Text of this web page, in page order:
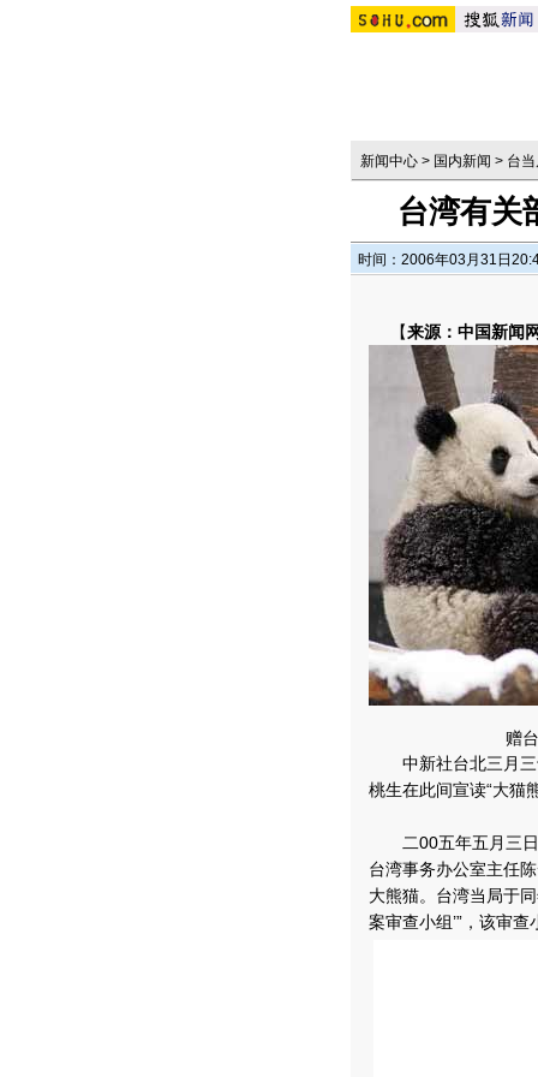
新闻中心 > 国内新闻 > 台
台湾有关
时间：2006年03月31日
【来源：中国新闻
赠
中新社台北三月三
桃生在此间宣读“大猫
二00五年五月三日
台湾事务办公室主任
大熊猫。台湾当局于
案审查小组’”，该审